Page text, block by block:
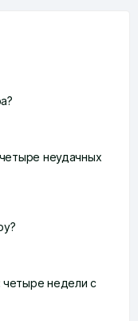
неудачных
четыре недели с